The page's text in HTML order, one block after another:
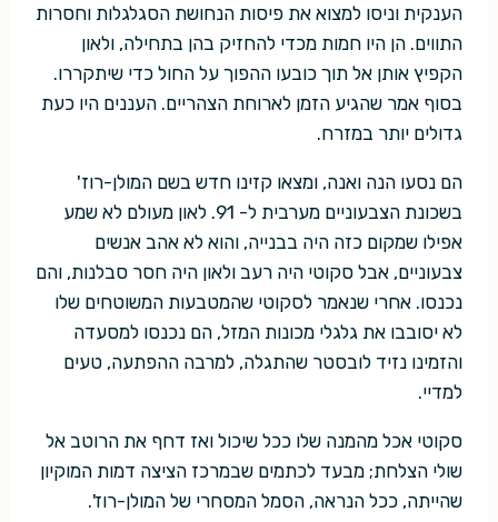
הענקית וניסו למצוא את פיסות הנחושת הסגלגלות וחסרות
התווים. הן היו חמות מכדי להחזיק בהן בתחילה, ולאון
הקפיץ אותן אל תוך כובעו ההפוך על החול כדי שיתקררו.
בסוף אמר שהגיע הזמן לארוחת הצהריים. העננים היו כעת
גדולים יותר במזרח.
הם נסעו הנה ואנה, ומצאו קזינו חדש בשם המולן-רוז'
בשכונת הצבעוניים מערבית ל- 91. לאון מעולם לא שמע
אפילו שמקום כזה היה בבנייה, והוא לא אהב אנשים
צבעוניים, אבל סקוטי היה רעב ולאון היה חסר סבלנות, והם
נכנסו. אחרי שנאמר לסקוטי שהמטבעות המשוטחים שלו
לא יסובבו את גלגלי מכונות המזל, הם נכנסו למסעדה
והזמינו נזיד לובסטר שהתגלה, למרבה ההפתעה, טעים
למדיי.
סקוטי אכל מהמנה שלו ככל שיכול ואז דחף את הרוטב אל
שולי הצלחת; מבעד לכתמים שבמרכז הציצה דמות המוקיון
שהייתה, ככל הנראה, הסמל המסחרי של המולן-רוז'.